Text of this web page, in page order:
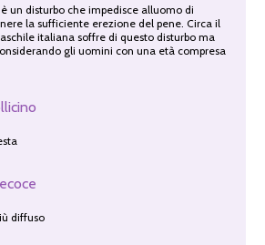
un disturbo che impedisce alluomo di
la sufficiente erezione del pene. Circa il
italiana soffre di questo disturbo ma
gli uomini con una età compresa
diffuso